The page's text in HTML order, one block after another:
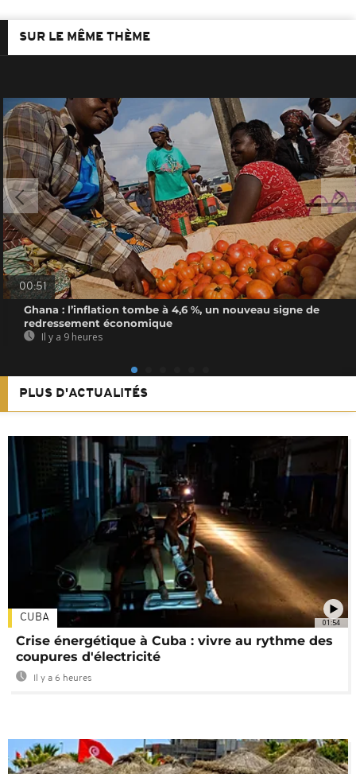
SUR LE MÊME THÈME
00:51
Ghana : l’inflation tombe à 4,6 %, un nouveau signe de
redressement économique
Il y a 9 heures
PLUS D'ACTUALITÉS
01:54
CUBA
Crise énergétique à Cuba : vivre au rythme des
coupures d'électricité
Il y a 6 heures